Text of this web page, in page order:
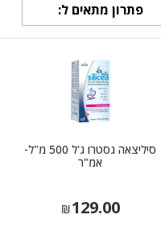
פתרון מתאים ל:
סיליצאה גסטרו ג'ל 500 מ"ל-
אמ"ר
₪129.00